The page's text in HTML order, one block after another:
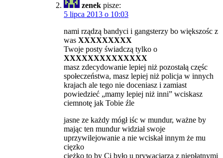
zenek pisze:
5 lipca 2013 o 10:03
nami rządzą bandyci i gangsterzy bo większośc z
was XXXXXXXXX
Twoje posty świadczą tylko o
XXXXXXXXXXXXXX
masz zdecydowanie lepiej niż pozostałą częśc
społeczeństwa, masz lepiej niż policja w innych
krajach ale tego nie doceniasz i zamiast
powiedzieć „mamy lepiej niż inni” wciskasz
ciemnotę jak Tobie źle
jasne ze każdy mógł iśc w mundur, ważne by
mając ten mundur widział swoje
uprzywilejowanie a nie wciskał innym że mu
cięzko
ciężko to by Ci było u prywaciarza z niepłatnymi